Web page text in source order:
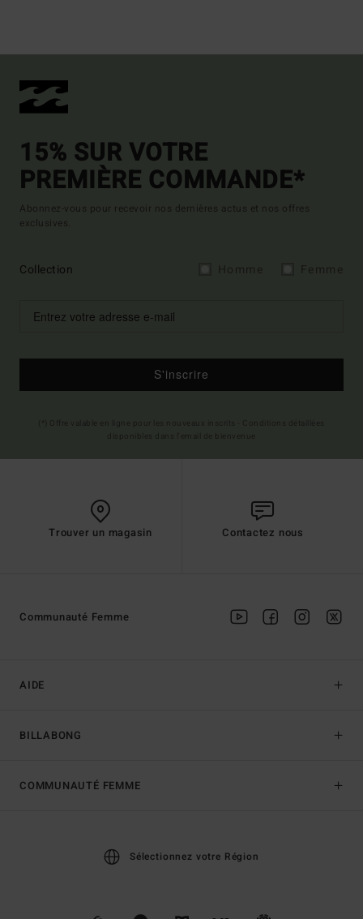
15% SUR VOTRE
PREMIÈRE COMMANDE*
Abonnez-vous pour recevoir nos dernières actus et nos offres
exclusives.
Collection
S'inscrire
Trouver un magasin Contactez nous
AIDE
BILLABONG
Communauté Femme
COMMUNAUTÉ FEMME
Sélectionnez votre Région